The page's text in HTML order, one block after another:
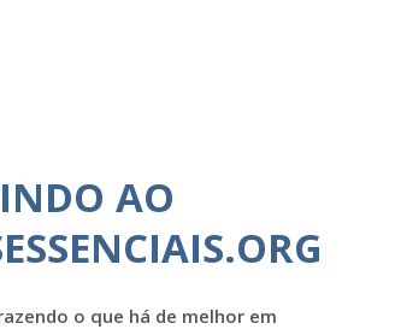
AO
o que há de melhor em